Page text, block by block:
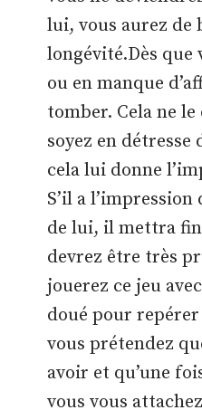
lui, vous aurez de
longévité.Dès que
ou en manque
tomber. Cela ne le
soyez en détresse
cela lui donne
S’il a
de lui, il mettra
devrez être très
jouerez ce jeu
doué pour repérer
vous prétendez
avoir et qu’une
vous vous